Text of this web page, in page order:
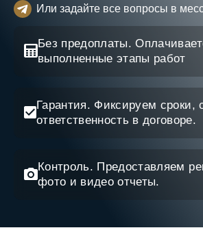
Или задайте все вопросы в
Без предоплаты.
выполненные этапы работ
Гарантия. Фиксируем сроки,
ответственность в договоре.
Контроль. Предоставляем
фото и видео отчеты.